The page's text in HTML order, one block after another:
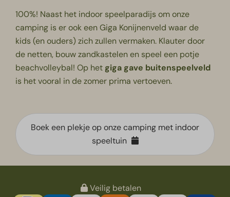
100%! Naast het indoor speelparadijs om onze
camping is er ook eenGiga Konijnenveld waar de
kids (en ouders) zich zullen vermaken. Klauter door
de netten, bouw zandkastelen en speel een potje
beachvolleybal! Op het giga gave buitenspeelveld
is het vooral in de zomer prima vertoeven.
Boek een plekje op onze camping met indoor
speeltuin
Veilig betalen